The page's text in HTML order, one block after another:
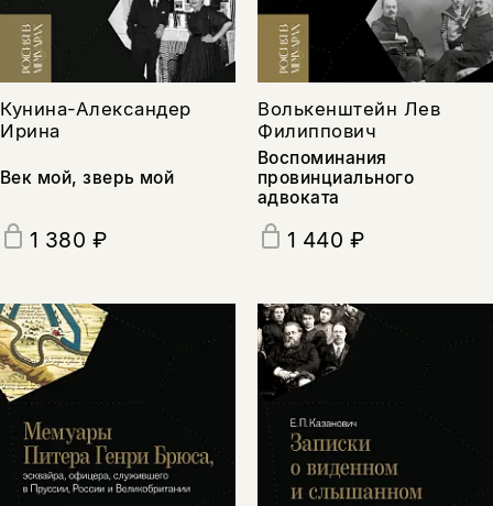
Кунина-Александер
Ирина
Век мой, зверь мой
1 380 ₽
Волькенштейн Лев
Филиппович
Воспоминания
провинциального
адвоката
1 440 ₽